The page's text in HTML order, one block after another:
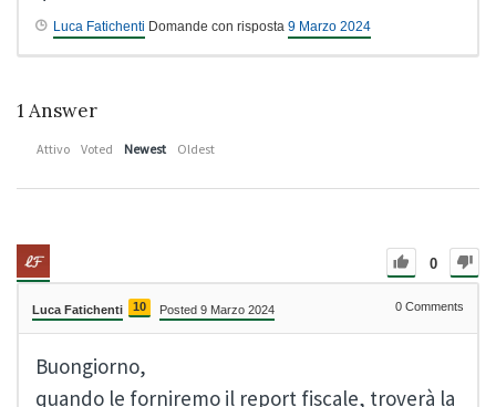
Luca Fatichenti Domande con risposta 9 Marzo 2024
1 Answer
Attivo Voted Newest Oldest
0
Luca Fatichenti 10 Posted 9 Marzo 2024 0 Comments
Buongiorno,
quando le forniremo il report fiscale, troverà la